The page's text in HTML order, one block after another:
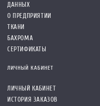
ДАННЫХ
О ПРЕДПРИЯТИИ
ТКАНИ
БАХРОМА
СЕРТИФИКАТЫ
ЛИЧНЫЙ КАБИНЕТ
ЛИЧНЫЙ КАБИНЕТ
ИСТОРИЯ ЗАКАЗОВ